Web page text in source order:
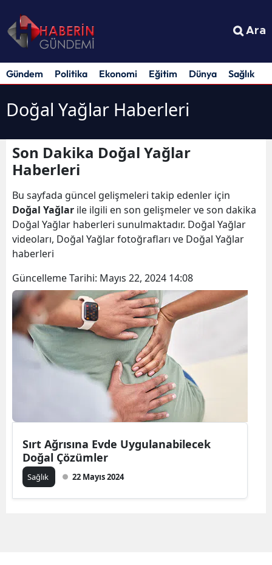
Ara
Gündem Politika Ekonomi Eğitim Dünya Sağlık
Doğal Yağlar Haberleri
Son Dakika Doğal Yağlar
Haberleri
Bu sayfada güncel gelişmeleri takip edenler için
Doğal Yağlar ile ilgili en son gelişmeler ve son dakika
Doğal Yağlar haberleri sunulmaktadır. Doğal Yağlar
videoları, Doğal Yağlar fotoğrafları ve Doğal Yağlar
haberleri
Güncelleme Tarihi: Mayıs 22, 2024 14:08
Sırt Ağrısına Evde Uygulanabilecek
Doğal Çözümler
Sağlık 22 Mayıs 2024